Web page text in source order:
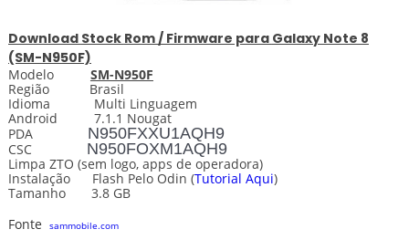
Download Stock Rom / Firmware para Galaxy Note 8
(SM-N950F)
Modelo SM-N950F
Região Brasil
Idioma Multi Linguagem
Android 7.1.1 Nougat
PDA N950FXXU1AQH9
CSC N950FOXM1AQH9
Limpa ZTO (sem logo, apps de operadora)
Instalação Flash Pelo Odin (Tutorial Aqui)
Tamanho 3.8 GB
Fonte
sammobile.com